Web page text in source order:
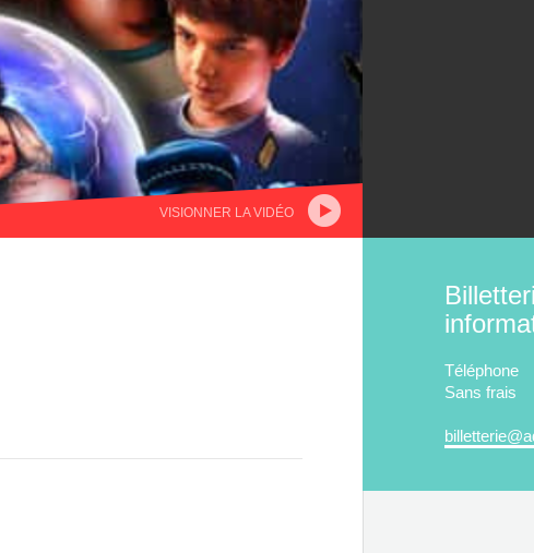
VISIONNER LA VIDÉO
Téléphone
Sans frais